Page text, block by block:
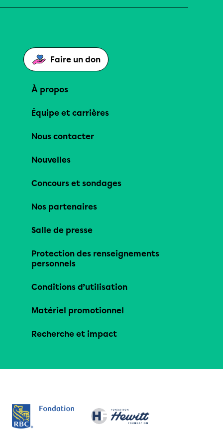
Faire un don
À propos
Équipe et carrières
Nous contacter
Nouvelles
Concours et sondages
Nos partenaires
Salle de presse
Protection des renseignements
personnels
Conditions d’utilisation
Matériel promotionnel
Recherche et impact